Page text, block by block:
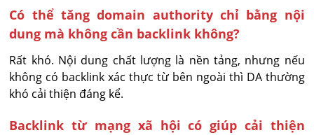
Có thể tăng domain authority chỉ bằng nội
dung mà không cần backlink không?
Rất khó. Nội dung chất lượng là nền tảng, nhưng nếu
không có backlink xác thực từ bên ngoài thì DA thường
khó cải thiện đáng kể.
Backlink từ mạng xã hội có giúp cải thiện